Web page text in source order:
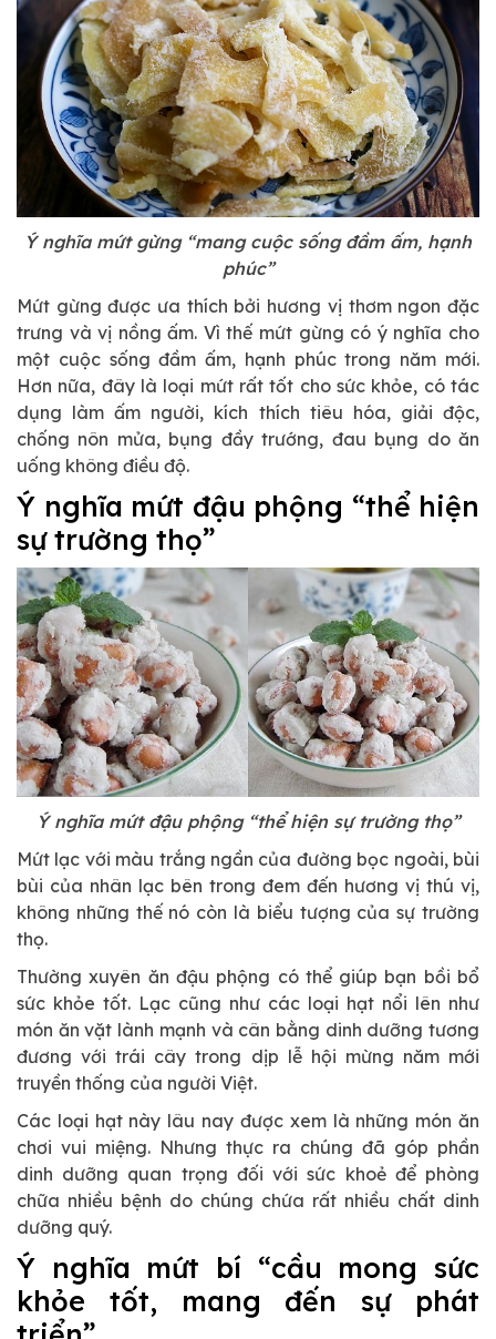
Ý nghĩa mứt gừng “mang cuộc sống đầm ấm, hạnh
phúc”
Mứt gừng được ưa thích bởi hương vị thơm ngon đặc
trưng và vị nồng ấm. Vì thế mứt gừng có ý nghĩa cho
một cuộc sống đầm ấm, hạnh phúc trong năm mới.
Hơn nữa, đây là loại mứt rất tốt cho sức khỏe, có tác
dụng làm ấm người, kích thích tiêu hóa, giải độc,
chống nôn mửa, bụng đầy trướng, đau bụng do ăn
uống không điều độ.
Ý nghĩa mứt đậu phộng “thể hiện
sự trường thọ”
Ý nghĩa mứt đậu phộng “thể hiện sự trường thọ”
Mứt lạc với màu trắng ngần của đường bọc ngoài, bùi
bùi của nhân lạc bên trong đem đến hương vị thú vị,
không những thế nó còn là biểu tượng của sự trường
thọ.
Thường xuyên ăn đậu phộng có thể giúp bạn bồi bổ
sức khỏe tốt. Lạc cũng như các loại hạt nổi lên như
món ăn vặt lành mạnh và cân bằng dinh dưỡng tương
đương với trái cây trong dịp lễ hội mừng năm mới
truyền thống của người Việt.
Các loại hạt này lâu nay được xem là những món ăn
chơi vui miệng. Nhưng thực ra chúng đã góp phần
dinh dưỡng quan trọng đối với sức khoẻ để phòng
chữa nhiều bệnh do chúng chứa rất nhiều chất dinh
dưỡng quý.
Ý nghĩa mứt bí “cầu mong sức
khỏe tốt, mang đến sự phát